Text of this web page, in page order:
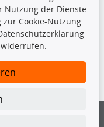
Datenbank dürfen
Datenbank ohne
zu verbreiten
Nutzung der Dienste
Cookie-Nutzung